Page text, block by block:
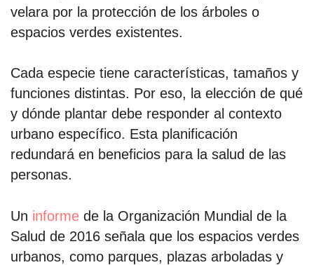
velara por la protección de los árboles o
espacios verdes existentes.
Cada especie tiene características, tamaños y
funciones distintas. Por eso, la elección de qué
y dónde plantar debe responder al contexto
urbano específico. Esta planificación
redundará en beneficios para la salud de las
personas.
Un informe de la Organización Mundial de la
Salud de 2016 señala que los espacios verdes
urbanos, como parques, plazas arboladas y